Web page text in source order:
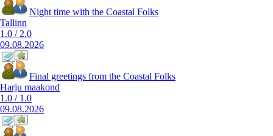
Night time with the Coastal Folks
Tallinn
1.0 / 2.0
09.08.2026
Final greetings from the Coastal Folks
Harju maakond
1.0 / 1.0
09.08.2026